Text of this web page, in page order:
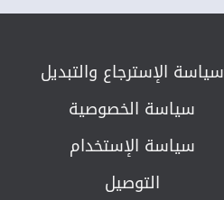
سياسة الإسترجاع والتبديل​
سياسة الخصوصية
سياسة الإستخدام
التوصيل